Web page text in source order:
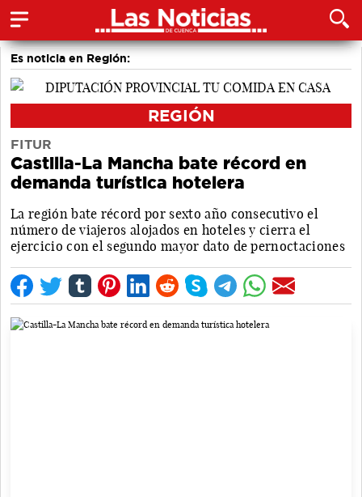
Es noticia en Región:
REGIÓN
FITUR
Castilla-La Mancha bate récord en
demanda turística hotelera
La región bate récord por sexto año consecutivo el
número de viajeros alojados en hoteles y cierra el
ejercicio con el segundo mayor dato de pernoctaciones